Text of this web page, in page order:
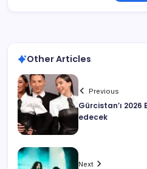
Other Articles
Previous
Gürcistan’ı 2026
edecek
Next